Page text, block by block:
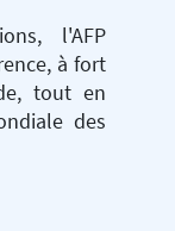
l'AFP
à fort
tout en
des